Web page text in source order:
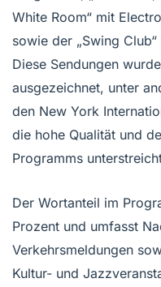
White Room“ mit
sowie der „Swing
Diese Sendungen
ausgezeichnet, unter
den New York
die hohe Qualität und
Programms
Der Wortanteil im
Prozent und umfasst
Verkehrsmeldungen
Kultur- und